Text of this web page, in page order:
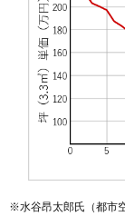
※水谷昂太郎氏（都市